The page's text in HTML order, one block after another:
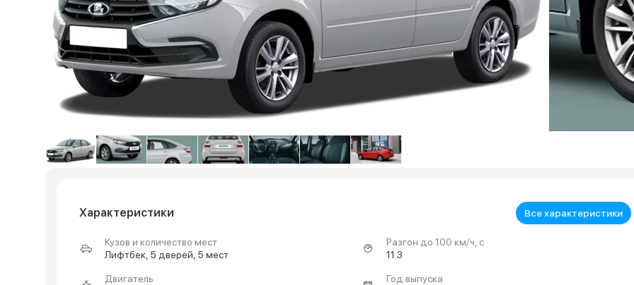
Характеристики Все характеристики
Кузов и количество мест
Лифтбек, 5 дверей, 5 мест
Двигатель
Разгон до 100 км/ч, с
11.3
Год выпуска